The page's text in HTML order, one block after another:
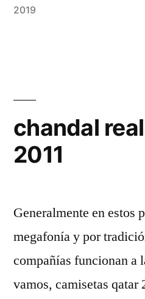
2019
chandal
2011
Generalmente en estos
megafonía y por
compañías funcionan a
vamos, camisetas qatar